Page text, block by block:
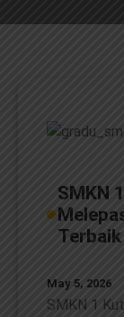
SMKN
May 5, 2026
SMKN 1